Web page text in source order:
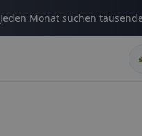
Jeden Monat suchen